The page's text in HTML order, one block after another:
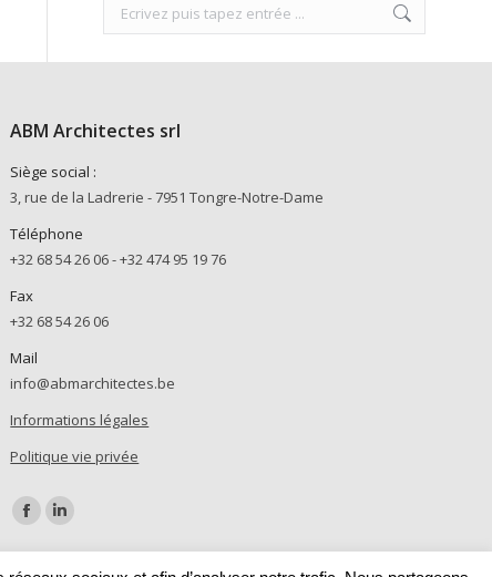
ABM Architectes srl
Siège social :
3, rue de la Ladrerie - 7951 Tongre-Notre-Dame
Téléphone
+32 68 54 26 06 - +32 474 95 19 76
Fax
+32 68 54 26 06
Mail
info@abmarchitectes.be
Informations légales
Politique vie privée
Trouvez nous sur :
Facebook
page
LinkedIn
page